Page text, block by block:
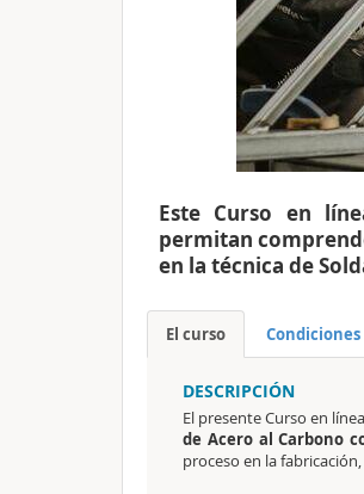
Este Curso en
permitan
en la técnica de
El curso Condiciones
DESCRIPCIÓN
El presente Curso en
de Acero al Carbono
proceso en la